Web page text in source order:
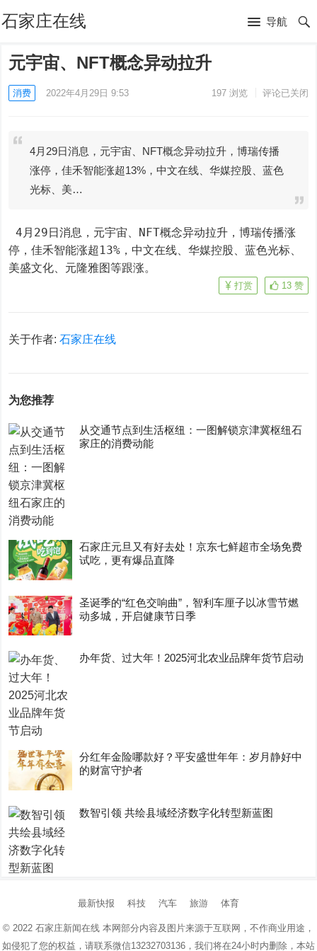
石家庄在线 导航
元宇宙、NFT概念异动拉升
消费 2022年4月29日 9:53 197浏览 评论已关闭
4月29日消息，元宇宙、NFT概念异动拉升，博瑞传播
涨停，佳禾智能涨超13%，中文在线、华媒控股、蓝色
光标、美…
4月29日消息，元宇宙、NFT概念异动拉升，博瑞传播涨
停，佳禾智能涨超13%，中文在线、华媒控股、蓝色光标、
美盛文化、元隆雅图等跟涨。
13 赞
打赏
关于作者:石家庄在线
为您推荐
从交通节点到生活枢纽：一图解锁京津冀枢纽石
家庄的消费动能
石家庄元旦又有好去处！京东七鲜超市全场免费
试吃，更有爆品直降
圣诞季的“红色交响曲”，智利车厘子以冰雪节燃
动多城，开启健康节日季
办年货、过大年！2025河北农业品牌年货节启动
分红年金险哪款好？平安盛世年年：岁月静好中
的财富守护者
数智引领 共绘县域经济数字化转型新蓝图
最新快报 科技 汽车 旅游 体育
© 2022 石家庄新闻在线本网部分内容及图片来源于互联网，不作商业用途，
如侵犯了您的权益，请联系微信13232703136，我们将在24小时内删除，本站